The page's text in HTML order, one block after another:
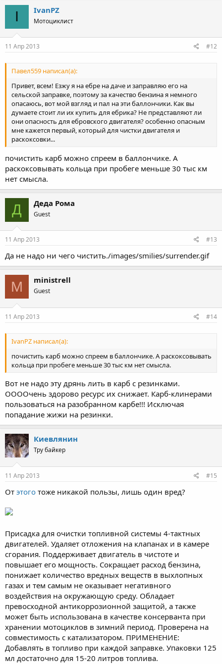
I IvanPZ
Мотоциклист
11 Апр 2013 #12
Павел559 написал(а):
Привет, всем! Езжу я на ебре на даче и заправляю его на
сельской заправке, поэтому за качество бензина я немного
опасаюсь, вот мой взгляд и пал на эти баллончики. Как вы
думаете стоит ли их купить для ебрика? Не представляют ли
они опасность для ебровского двигателя? особенно опасным
мне кажется первый, который для чистки двигателя и
раскоксовки...
почистить карб можно спреем в баллончике. А
раскоксовывать кольца при пробеге меньше 30 тыс км
нет смысла.
Д Деда Рома
Guest
11 Апр 2013 #13
Да не надо ни чего чистить./images/smilies/surrender.gif
M ministrell
Guest
11 Апр 2013 #14
IvanPZ написал(а):
почистить карб можно спреем в баллончике. А раскоксовывать
кольца при пробеге меньше 30 тыс км нет смысла.
Вот не надо эту дрянь лить в карб с резинками.
ООООчень здорово ресурс их снижает. Карб-клинерами
пользоваться на разобранном карбе!!! Исключая
попадание жижи на резинки.
Киевлянин
Тру байкер
11 Апр 2013 #15
От этого тоже никакой пользы, лишь один вред?
Присадка для очистки топливной системы 4-тактных
двигателей. Удаляет отложения на клапанах и в камере
сгорания. Поддерживает двигатель в чистоте и
повышает его мощность. Сокращает расход бензина,
понижает количество вредных веществ в выхлопных
газах и тем самым не оказывает негативного
воздействия на окружающую среду. Обладает
превосходной антикоррозионной защитой, а также
может быть использована в качестве консерванта при
хранении мотоциклов в зимний период. Проверена на
совместимость с катализатором. ПРИМЕНЕНИЕ:
Добавлять в топливо при каждой заправке. Упаковки 125
мл достаточно для 15-20 литров топлива.